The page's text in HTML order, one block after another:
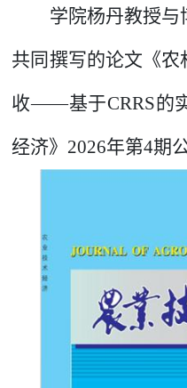
学院杨丹教授
共同撰写的论文《
收——基于CRRS的
经济》 2026年第4期